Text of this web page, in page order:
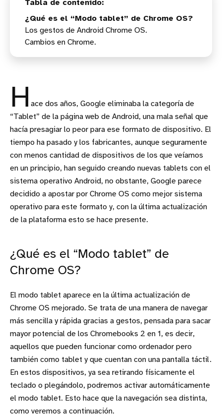
¿Qué es el “Modo tablet” de Chrome OS?
Los gestos de Android Chrome OS.
Cambios en Chrome.
H ace dos años, Google eliminaba la categoría de
“Tablet” de la página web de Android, una mala señal que
hacía presagiar lo peor para ese formato de dispositivo. El
tiempo ha pasado y los fabricantes, aunque seguramente
con menos cantidad de dispositivos de los que veíamos
en un principio, han seguido creando nuevas tablets con el
sistema operativo Android, no obstante, Google parece
decidido a apostar por Chrome OS como mejor sistema
operativo para este formato y, con la última actualización
de la plataforma esto se hace presente.
¿Qué es el “Modo tablet” de
Chrome OS?
El modo tablet aparece en la última actualización de
Chrome OS mejorado. Se trata de una manera de navegar
más sencilla y rápida gracias a gestos, pensada para sacar
mayor potencial de los Chromebooks 2 en 1, es decir,
aquellos que pueden funcionar como ordenador pero
también como tablet y que cuentan con una pantalla táctil.
En estos dispositivos, ya sea retirando físicamente el
teclado o plegándolo, podremos activar automáticamente
el modo tablet. Esto hace que la navegación sea distinta,
como veremos a continuación.